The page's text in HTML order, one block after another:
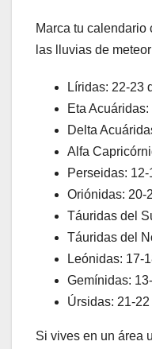
Marca tu calendario
las lluvias de
Líridas: 22-23
Eta
Delta
Alfa
Perseidas:
Oriónidas: 20-
Táuridas del
Táuridas del
Leónidas: 17-
Gemínidas:
Úrsidas: 21-
Si vives en un área